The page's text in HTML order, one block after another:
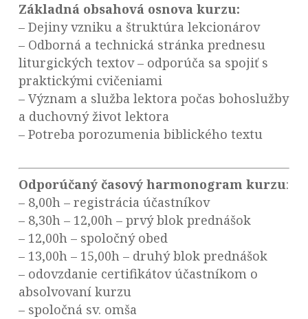
Základná obsahová osnova kurzu:
– Dejiny vzniku a štruktúra lekcionárov
– Odborná a technická stránka prednesu
liturgických textov – odporúča sa spojiť s
praktickými cvičeniami
– Význam a služba lektora počas bohoslužby
a duchovný život lektora
– Potreba porozumenia biblického textu
Odporúčaný časový harmonogram kurzu:
– 8,00h – registrácia účastníkov
– 8,30h – 12,00h – prvý blok prednášok
– 12,00h – spoločný obed
– 13,00h – 15,00h – druhý blok prednášok
– odovzdanie certifikátov účastníkom o
absolvovaní kurzu
– spoločná sv. omša